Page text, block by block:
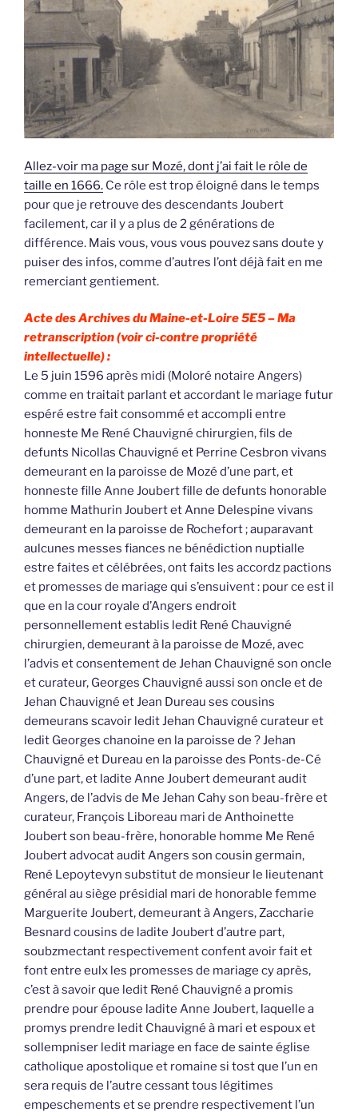
Allez-voir ma page sur Mozé, dont j’ai fait le rôle de
taille en 1666. Ce rôle est trop éloigné dans le temps
pour que je retrouve des descendants Joubert
facilement, car il y a plus de 2 générations de
différence. Mais vous, vous vous pouvez sans doute y
puiser des infos, comme d’autres l’ont déjà fait en me
remerciant gentiement.
Acte des Archives du Maine-et-Loire 5E5 –Ma
retranscription (voir ci-contre propriété
intellectuelle) :
Le 5 juin 1596 après midi (Moloré notaire Angers)
comme en traitait parlant et accordant le mariage futur
espéré estre fait consommé et accompli entre
honneste Me René Chauvigné chirurgien, fils de
defunts Nicollas Chauvigné et Perrine Cesbron vivans
demeurant en la paroisse de Mozé d’une part, et
honneste fille Anne Joubert fille de defunts honorable
homme Mathurin Joubert et Anne Delespine vivans
demeurant en la paroisse de Rochefort ; auparavant
aulcunes messes fiances ne bénédiction nuptialle
estre faites et célébrées, ont faits les accordz pactions
et promesses de mariage qui s’ensuivent : pour ce est il
que en la cour royale d’Angers endroit
personnellement establis ledit René Chauvigné
chirurgien, demeurant à la paroisse de Mozé, avec
l’advis et consentement de Jehan Chauvigné son oncle
et curateur, Georges Chauvigné aussi son oncle et de
Jehan Chauvigné et Jean Dureau ses cousins
demeurans scavoir ledit Jehan Chauvigné curateur et
ledit Georges chanoine en la paroisse de ? Jehan
Chauvigné et Dureau en la paroisse des Ponts-de-Cé
d’une part, et ladite Anne Joubert demeurant audit
Angers, de l’advis de Me Jehan Cahy son beau-frère et
curateur, François Liboreau mari de Anthoinette
Joubert son beau-frère, honorable homme Me René
Joubert advocat audit Angers son cousin germain,
René Lepoytevyn substitut de monsieur le lieutenant
général au siège présidial mari de honorable femme
Marguerite Joubert, demeurant à Angers, Zaccharie
Besnard cousins de ladite Joubert d’autre part,
soubzmectant respectivement confent avoir fait et
font entre eulx les promesses de mariage cy après,
c’est à savoir que ledit René Chauvigné a promis
prendre pour épouse ladite Anne Joubert, laquelle a
promys prendre ledit Chauvigné à mari et espoux et
sollempniser ledit mariage en face de sainte église
catholique apostolique et romaine si tost que l’un en
sera requis de l’autre cessant tous légitimes
empeschements et se prendre respectivement l’un